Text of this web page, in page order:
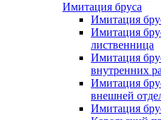
Имитация бруса
Имитация
Имитация
лиственница
Имитация
внутренних
Имитация
внешней
Имитация